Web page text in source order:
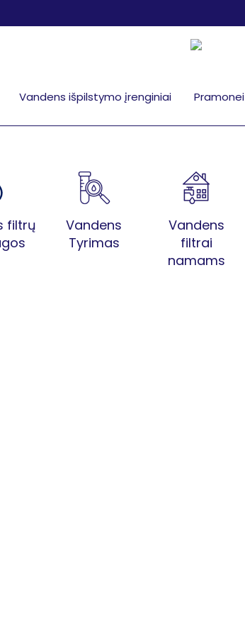
Vandens išpilstymo įrenginiai Pramonei
filtrų
Vandens
Tyrimas
Vandens
filtrai
namams